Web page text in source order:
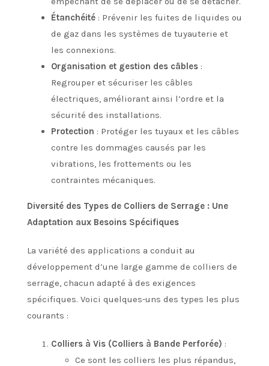
Étanchéité : Prévenir les fuites de liquides ou
de gaz dans les systèmes de tuyauterie et
les connexions.
Organisation et gestion des câbles :
Regrouper et sécuriser les câbles
électriques, améliorant ainsi l’ordre et la
sécurité des installations.
Protection : Protéger les tuyaux et les câbles
contre les dommages causés par les
vibrations, les frottements ou les
contraintes mécaniques.
Diversité des Types de Colliers de Serrage : Une
Adaptation aux Besoins Spécifiques
La variété des applications a conduit au
développement d’une large gamme de colliers de
serrage, chacun adapté à des exigences
spécifiques. Voici quelques-uns des types les plus
courants :
Colliers à Vis (Colliers à Bande Perforée) :
Ce sont les colliers les plus répandus,